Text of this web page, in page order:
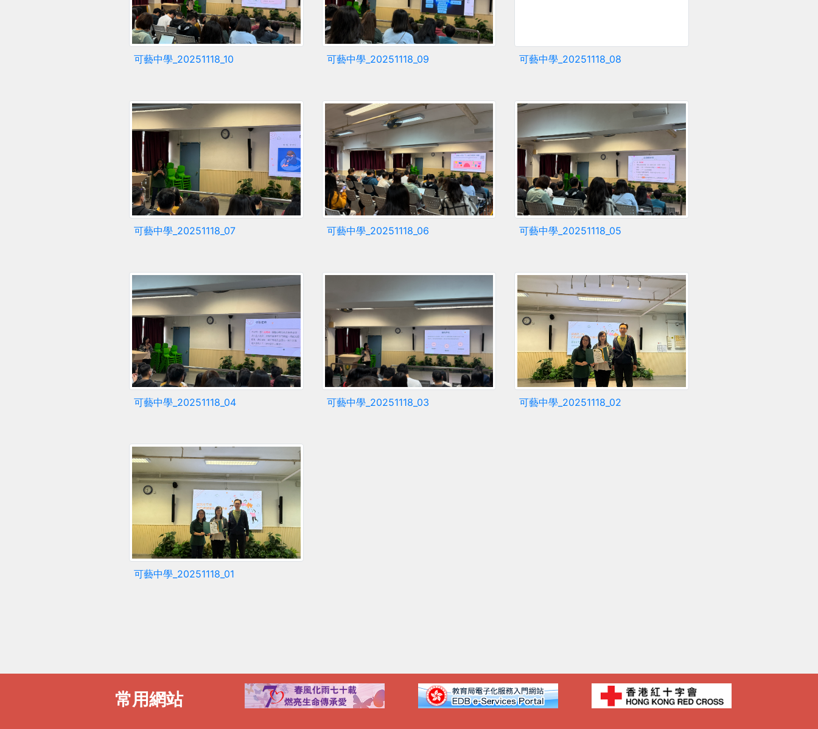
可藝中學_20251118_10 可藝中學_20251118_09 可藝中學_20251118_08
可藝中學_20251118_07 可藝中學_20251118_06 可藝中學_20251118_05
可藝中學_20251118_04 可藝中學_20251118_03 可藝中學_20251118_02
可藝中學_20251118_01
常用網站